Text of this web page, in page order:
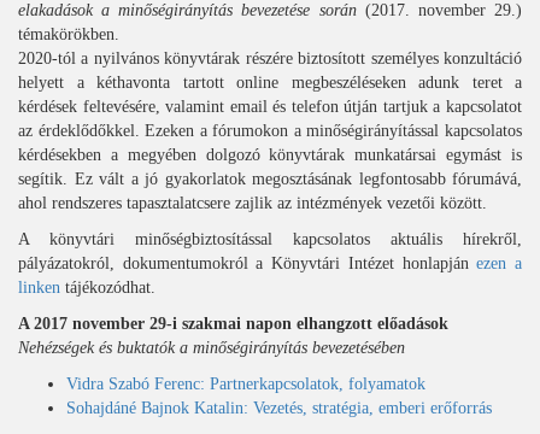
elakadások a minőségirányítás bevezetése során(2017. november 29.)
témakörökben.
2020-tól a nyilvános könyvtárak részére biztosított személyes konzultáció
helyett a kéthavonta tartott online megbeszéléseken adunk teret a
kérdések feltevésére, valamint email és telefon útján tartjuk a kapcsolatot
az érdeklődőkkel. Ezeken a fórumokon a minőségirányítással kapcsolatos
kérdésekben a megyében dolgozó könyvtárak munkatársai egymást is
segítik. Ez vált a jó gyakorlatok megosztásának legfontosabb fórumává,
ahol rendszeres tapasztalatcsere zajlik az intézmények vezetői között.
A könyvtári minőségbiztosítással kapcsolatos aktuális hírekről,
pályázatokról, dokumentumokról a Könyvtári Intézet honlapjánezen a
linken tájékozódhat.
A 2017 november 29-i szakmai napon elhangzott előadások
Nehézségek és buktatók a minőségirányítás bevezetésében
Vidra Szabó Ferenc: Partnerkapcsolatok, folyamatok
Sohajdáné Bajnok Katalin: Vezetés, stratégia, emberi erőforrás